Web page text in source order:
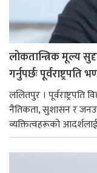
लोकतान्त्रिक मूल्य
गर्नुपर्छः पूर्वराष्ट्रपति
ललितपुर । पूर्वराष्ट्रपति
नैतिकता, सुशासन र
व्यक्तित्वहरूको